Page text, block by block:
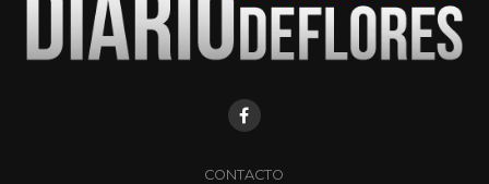
CONTACTO